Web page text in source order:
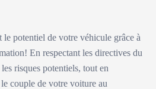
le potentiel de votre véhicule grâce à
En respectant les directives du
risques potentiels, tout en
couple de votre voiture au